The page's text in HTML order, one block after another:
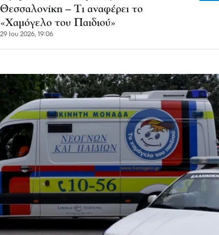
Θεσσαλονίκη – Τι αναφέρει το
«Χαμόγελο του Παιδιού»
29 Ιου 2026, 19:06